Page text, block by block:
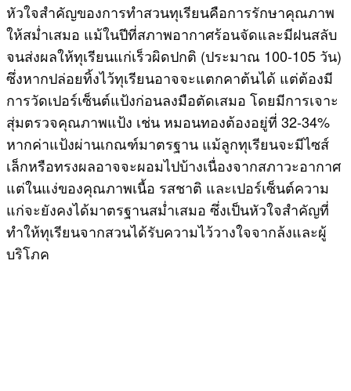
หัวใจสำคัญของการทำสวนทุเรียนคือการรักษาคุณภาพ
ให้สม่ำเสมอ แม้ในปีที่สภาพอากาศร้อนจัดและมีฝนสลับ
จนส่งผลให้ทุเรียนแก่เร็วผิดปกติ (ประมาณ 100-105 วัน)
ซึ่งหากปล่อยทิ้งไว้ทุเรียนอาจจะแตกคาต้นได้ แต่ต้องมี
การวัดเปอร์เซ็นต์แป้งก่อนลงมือตัดเสมอ โดยมีการเจาะ
สุ่มตรวจคุณภาพแป้ง เช่น หมอนทองต้องอยู่ที่ 32-34%
หากค่าแป้งผ่านเกณฑ์มาตรฐาน แม้ลูกทุเรียนจะมีไซส์
เล็กหรือทรงผลอาจจะผอมไปบ้างเนื่องจากสภาวะอากาศ
แต่ในแง่ของคุณภาพเนื้อ รสชาติ และเปอร์เซ็นต์ความ
แก่จะยังคงได้มาตรฐานสม่ำเสมอ ซึ่งเป็นหัวใจสำคัญที่
ทำให้ทุเรียนจากสวนได้รับความไว้วางใจจากล้งและผู้
บริโภค